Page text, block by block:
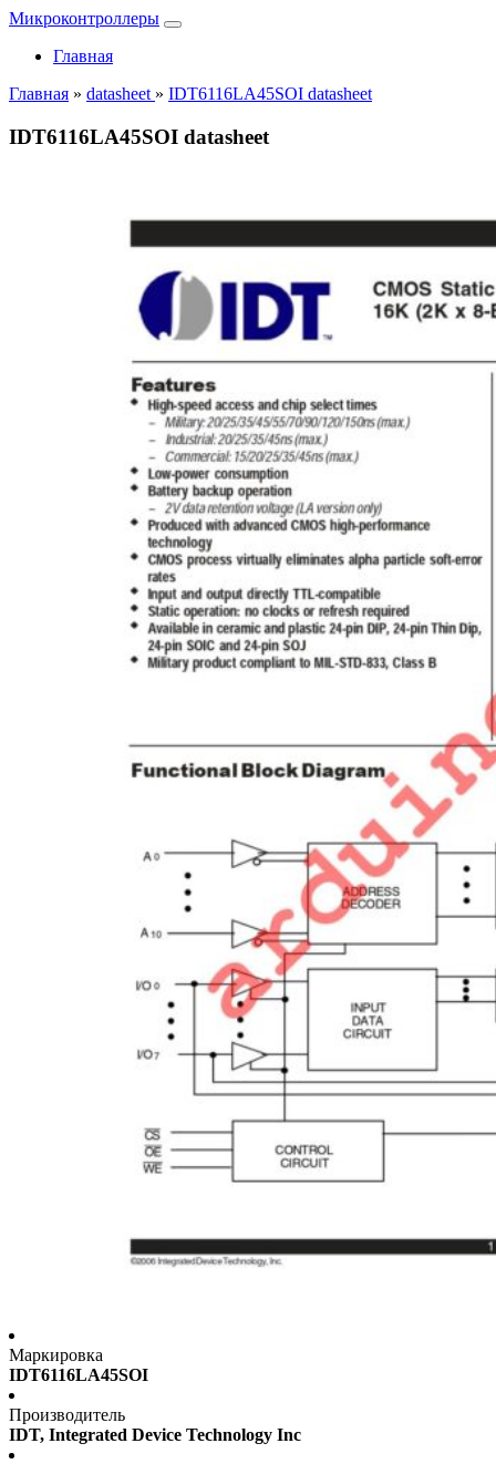
Микроконтроллеры
Главная
Главная » datasheet » IDT6116LA45SOI datasheet
IDT6116LA45SOI datasheet
Маркировка
IDT6116LA45SOI
Производитель
IDT, Integrated Device Technology Inc